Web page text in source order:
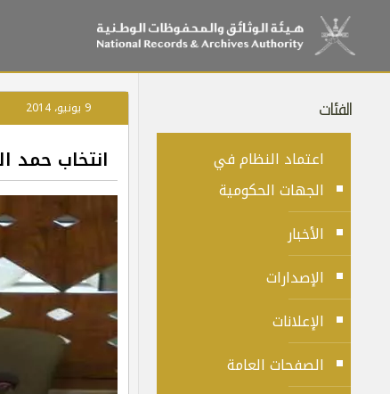
9 يونيو، 2014
انتخاب حمد
الفئات
اعتماد النظام في
الجهات الحكومية
الأخبار
الإصدارات
الإعلانات
الصفحات العامة